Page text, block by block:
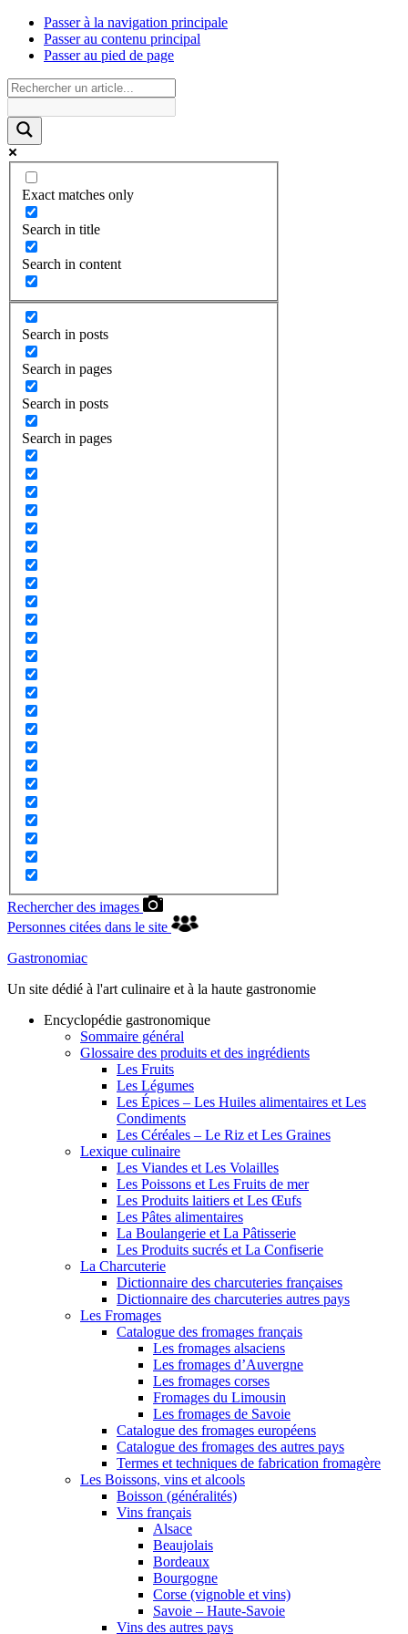
Passer à la navigation principale
Passer au contenu principal
Passer au pied de page
Exact matches only
Search in title
Search in content
Search in posts
Search in pages
Search in posts
Search in pages
Rechercher des images
Personnes citées dans le site
Gastronomiac
Un site dédié à l'art culinaire et à la haute gastronomie
Encyclopédie gastronomique
Sommaire général
Glossaire des produits et des ingrédients
Les Fruits
Les Légumes
Les Épices – Les Huiles alimentaires et Les
Condiments
Les Céréales – Le Riz et Les Graines
Lexique culinaire
Les Viandes et Les Volailles
Les Poissons et Les Fruits de mer
Les Produits laitiers et Les Œufs
Les Pâtes alimentaires
La Boulangerie et La Pâtisserie
Les Produits sucrés et La Confiserie
La Charcuterie
Dictionnaire des charcuteries françaises
Dictionnaire des charcuteries autres pays
Les Fromages
Catalogue des fromages français
Les fromages alsaciens
Les fromages d’Auvergne
Les fromages corses
Fromages du Limousin
Les fromages de Savoie
Catalogue des fromages européens
Catalogue des fromages des autres pays
Termes et techniques de fabrication fromagère
Les Boissons, vins et alcools
Boisson (généralités)
Vins français
Alsace
Beaujolais
Bordeaux
Bourgogne
Corse (vignoble et vins)
Savoie – Haute-Savoie
Vins des autres pays